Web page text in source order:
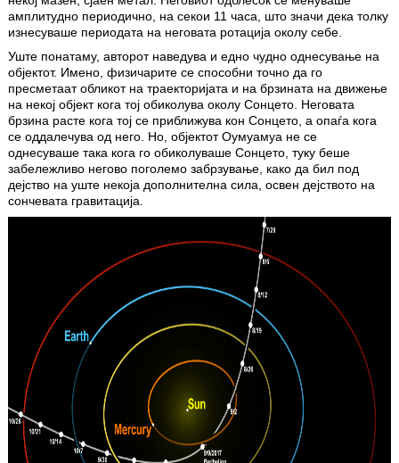
амплитудно периодично, на секои 11 часа, што значи дека толку
изнесуваше периодата на неговата ротација околу себе.
Уште понатаму, авторот наведува и едно чудно однесување на
објектот. Имено, физичарите се способни точно да го
пресметаат обликот на траекторијата и на брзината на движење
на некој објект кога тој обиколува околу Сонцето. Неговата
брзина расте кога тој се приближува кон Сонцето, а опаѓа кога
се оддалечува од него. Но, објектот Оумуамуа не се
однесуваше така кога го обиколуваше Сонцето, туку беше
забележливо негово поголемо забрзување, како да бил под
дејство на уште некоја дополнителна сила, освен дејството на
сончевата гравитација.